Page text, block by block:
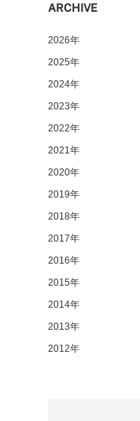
宇都宮店（143）
ARCHIVE
2026年
8月（15）
7月（64）
6月（58）
5月（62）
4月（55）
3月（64）
2月（50）
1月（58）
2025年
12月（65）
11月（56）
10月（67）
9月（50）
8月（67）
7月（68）
6月（59）
5月（59）
4月（57）
3月（63）
2024年
12月（71）
11月（61）
10月（60）
9月（57）
8月（64）
7月（66）
6月（63）
5月（67）
4月（75）
3月（61）
2023年
12月（71）
11月（61）
10月（66）
9月（53）
8月（67）
7月（73）
6月（72）
5月（77）
4月（89）
3月（69）
2022年
12月（72）
11月（77）
10月（74）
9月（75）
8月（80）
7月（68）
6月（83）
5月（71）
4月（79）
3月（78）
2021年
12月（69）
11月（83）
10月（64）
9月（62）
8月（61）
7月（69）
6月（69）
5月（79）
4月（1）
2020年
12月（63）
11月（59）
10月（60）
9月（58）
8月（67）
7月（60）
6月（74）
5月（44）
2019年
12月（64）
11月（70）
10月（71）
9月（68）
8月（92）
7月（102）
6月（6）
2018年
12月（80）
11月（70）
10月（68）
9月（72）
8月（73）
7月（64）
2017年
12月（66）
11月（69）
10月（66）
9月（64）
8月（71）
2016年
12月（78）
11月（91）
10月（74）
9月（79）
2015年
12月（71）
11月（62）
10月（66）
2014年
12月（74）
11月（65）
2013年
12月（18）
2012年